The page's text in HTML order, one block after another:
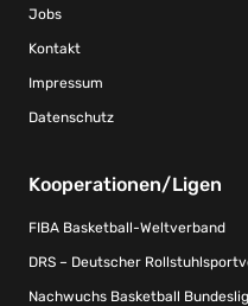
Jobs
Kontakt
Impressum
Datenschutz
Kooperationen/Ligen
FIBA Basketball-Weltverband
DRS – Deutscher
Nachwuchs Basketball